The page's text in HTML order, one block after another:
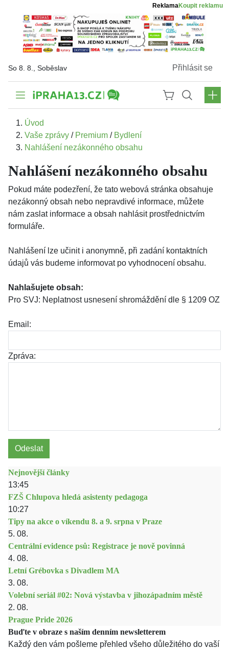
ReklamaKoupit reklamu
So 8. 8., Soběslav Přihlásit se
Úvod
Vaše zprávy / Premium / Bydlení
Nahlášení nezákonného obsahu
Nahlášení nezákonného obsahu
Pokud máte podezření, že tato webová stránka obsahuje
nezákonný obsah nebo nepravdivé informace, můžete
nám zaslat informace a obsah nahlásit prostřednictvím
formuláře.
Nahlášení lze učinit i anonymně, při zadání kontaktních
údajů vás budeme informovat po vyhodnocení obsahu.
Nahlašujete obsah:
Pro SVJ: Neplatnost usnesení shromáždění dle § 1209 OZ
Email:
Zpráva:
Odeslat
Nejnovější články
13:45
FZŠ Chlupova hledá asistenty pedagoga
10:27
Tipy na akce o víkendu 8. a 9. srpna v Praze
5. 08.
Centrální evidence psů: Registrace je nově povinná
4. 08.
Letní Grébovka s Divadlem MA
3. 08.
Volební seriál #02: Nová výstavba v jihozápadním městě
2. 08.
Prague Pride 2026
Buďte v obraze s naším denním newsletterem
Každý den vám pošleme přehled všeho důležitého do vaší